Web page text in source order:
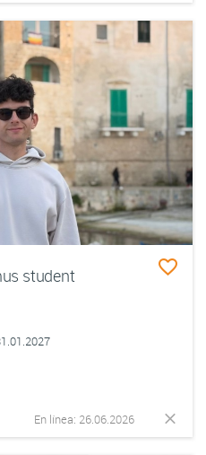
student
En línea: 26.06.2026